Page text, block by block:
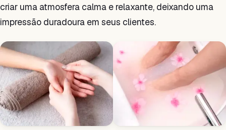
criar uma atmosfera calma e relaxante, deixando uma
impressão duradoura em seus clientes.